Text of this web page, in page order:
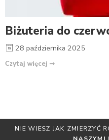
Biżuteria do
28 października 2025
Czytaj więcej ➞
NIE WIESZ JAK ZMIERZYĆ
NASZYMI